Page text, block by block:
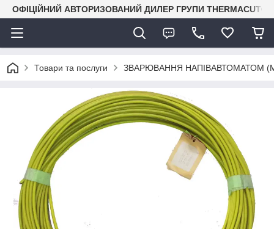
ОФІЦІЙНИЙ АВТОРИЗОВАНИЙ ДИЛЕР ГРУПИ THERMACUT® В
Товари та послуги ЗВАРЮВАННЯ НАПІВАВТОМАТОМ